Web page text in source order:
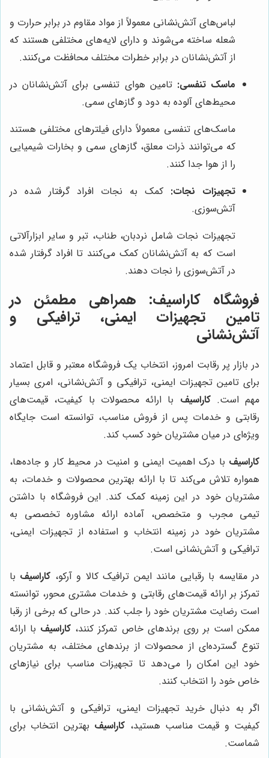
لباس‌های آتش‌نشانی معمولاً از مواد مقاوم در برابر حرارت و
شعله ساخته می‌شوند و دارای لایه‌های مختلفی هستند که
از آتش‌نشانان در برابر خطرات مختلف محافظت می‌کنند.
ماسک تنفسی: تامین هوای تنفسی برای آتش‌نشانان در
محیط‌های آلوده به دود و گازهای سمی.
ماسک‌های تنفسی معمولاً دارای فیلترهای مختلفی هستند
که می‌توانند ذرات معلق، گازهای سمی و بخارات شیمیایی
را از هوا جدا کنند.
تجهیزات نجات: کمک به نجات افراد گرفتار شده در
آتش‌سوزی.
تجهیزات نجات شامل نردبان، طناب، تبر و سایر ابزارآلاتی
است که به آتش‌نشانان کمک می‌کنند تا افراد گرفتار شده
در آتش‌سوزی را نجات دهند.
فروشگاه کاراسیف: همراهی مطمئن در
تامین تجهیزات ایمنی، ترافیکی و
آتش‌نشانی
در بازار پر رقابت امروز، انتخاب یک فروشگاه معتبر و قابل اعتماد
برای تامین تجهیزات ایمنی، ترافیکی و آتش‌نشانی، امری بسیار
مهم است.کاراسیف با ارائه محصولات با کیفیت، قیمت‌های
رقابتی و خدمات پس از فروش مناسب، توانسته است جایگاه
ویژه‌ای در میان مشتریان خود کسب کند.
کاراسیف با درک اهمیت ایمنی و امنیت در محیط کار و جاده‌ها،
همواره تلاش می‌کند تا با ارائه بهترین محصولات و خدمات، به
مشتریان خود در این زمینه کمک کند. این فروشگاه با داشتن
تیمی مجرب و متخصص، آماده ارائه مشاوره تخصصی به
مشتریان خود در زمینه انتخاب و استفاده از تجهیزات ایمنی،
ترافیکی و آتش‌نشانی است.
در مقایسه با رقبایی مانند ایمن ترافیک کالا و آرکو، کاراسیف با
تمرکز بر ارائه قیمت‌های رقابتی و خدمات مشتری محور، توانسته
است رضایت مشتریان خود را جلب کند. در حالی که برخی از رقبا
ممکن است بر روی برندهای خاص تمرکز کنند، کاراسیف با ارائه
تنوع گسترده‌ای از محصولات از برندهای مختلف، به مشتریان
خود این امکان را می‌دهد تا تجهیزات مناسب برای نیازهای
خاص خود را انتخاب کنند.
اگر به دنبال خرید تجهیزات ایمنی، ترافیکی و آتش‌نشانی با
کیفیت و قیمت مناسب هستید، کاراسیف بهترین انتخاب برای
شماست.